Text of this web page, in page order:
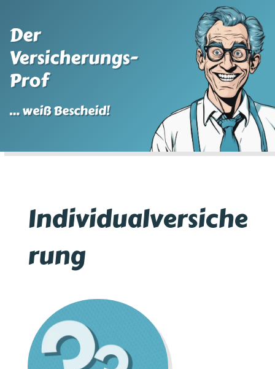
Der
Versicherungs-
Prof
… weiß Bescheid!
Individualversiche
rung